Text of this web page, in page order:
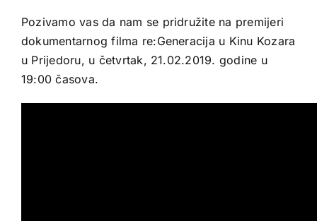
Pozivamo vas da nam se pridružite na premijeri
dokumentarnog filma re:Generacija u Kinu Kozara
u Prijedoru, u četvrtak, 21.02.2019. godine u
19:00 časova.